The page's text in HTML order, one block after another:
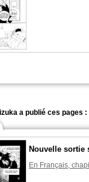
a publié ces pages :
Nouvelle sortie
En Français,